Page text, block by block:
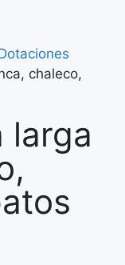
chaleco,
larga